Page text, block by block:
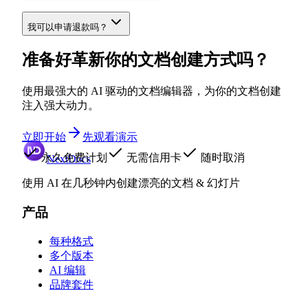
我可以申请退款吗？
准备好革新你的文档创建方式吗？
使用最强大的 AI 驱动的文档编辑器，为你的文档创建
注入强大动力。
立即开始
先观看演示
永久免费计划
无需信用卡 随时取消
NextDocs
使用 AI 在几秒钟内创建漂亮的文档 & 幻灯片
产品
每种格式
多个版本
AI 编辑
品牌套件